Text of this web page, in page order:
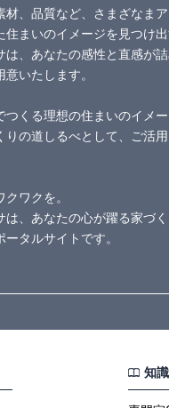
材、品質など、さまざなま
住まいのイメージを見つけ
は、あなたの感性と直感が
いたします。
つくる理想の住まいのイメ
りの道しるべとして、ご活
ワクを。
は、あなたの心が躍る家づ
タルサイトです。
知